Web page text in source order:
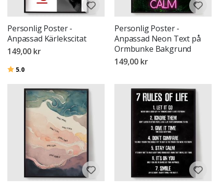
Personlig Poster -
Anpassad Kärlekscitat
149,00 kr
Betyg:
5.0
Personlig Poster -
Anpassad Neon Text på
Ormbunke Bakgrund
149,00 kr